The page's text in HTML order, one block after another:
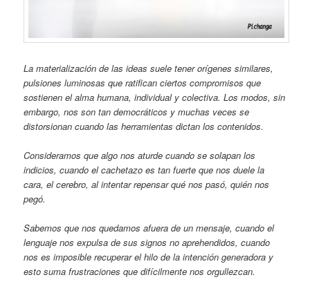
La materialización de las ideas suele tener orígenes similares,
pulsiones luminosas que ratifican ciertos compromisos que
sostienen el alma humana, individual y colectiva. Los modos, sin
embargo, nos son tan democráticos y muchas veces se
distorsionan cuando las herramientas dictan los contenidos.
Consideramos que algo nos aturde cuando se solapan los
indicios, cuando el cachetazo es tan fuerte que nos duele la
cara, el cerebro, al intentar repensar qué nos pasó, quién nos
pegó.
Sabemos que nos quedamos afuera de un mensaje, cuando el
lenguaje nos expulsa de sus signos no aprehendidos, cuando
nos es imposible recuperar el hilo de la intención generadora y
esto suma frustraciones que difícilmente nos orgullezcan.